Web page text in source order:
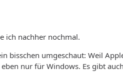
ich nachher nochmal.
bisschen umgeschaut: Weil
nur für Windows. Es gibt